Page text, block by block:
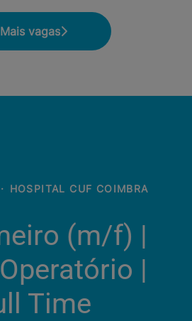
Mais vagas
· HOSPITAL CUF COIMBRA
(m/f)​ |
|
Time